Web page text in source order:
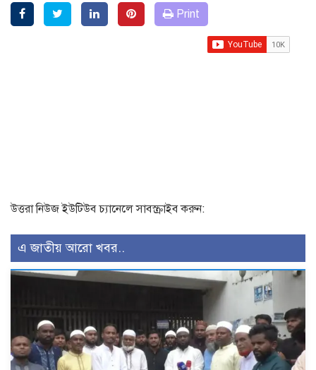
Print
উত্তরা নিউজ ইউটিউব চ্যানেলে সাবস্ক্রাইব করুন:
এ জাতীয় আরো খবর..